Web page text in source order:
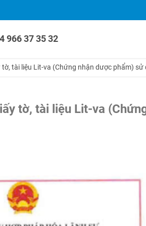
966 37 35 32
tài liệu Lit-va (Chứng nhận dược phẩm)
tờ, tài liệu Lit-va